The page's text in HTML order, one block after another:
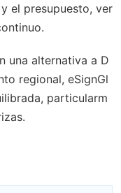
el presupuesto, ver
una alternativa a D
regional, eSignGl
particularm